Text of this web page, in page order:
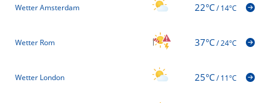
Wetter Amsterdam 22°C/14°C
Wetter Rom 37°C/24°C
Wetter London 25°C/11°C